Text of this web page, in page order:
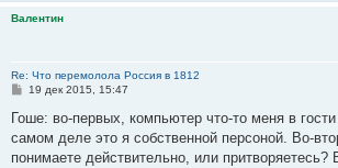
Валентин
Re: Что перемолола Россия в 1812
С
о
щ
е
19 дек 2015, 15:47
Гоше: во-первых, компьютер что-то меня в
самом деле это я собственной персоной. Во-
понимаете действительно, или